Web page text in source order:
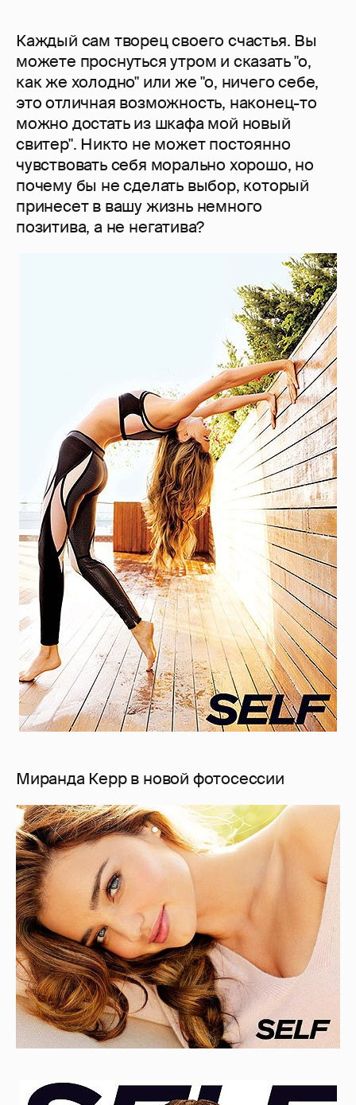
Каждый сам творец своего счастья. Вы
можете проснуться утром и сказать "о,
как же холодно" или же "о, ничего себе,
это отличная возможность, наконец-то
можно достать из шкафа мой новый
свитер". Никто не может постоянно
чувствовать себя морально хорошо, но
почему бы не сделать выбор, который
принесет в вашу жизнь немного
позитива, а не негатива?
Миранда Керр в новой фотосессии